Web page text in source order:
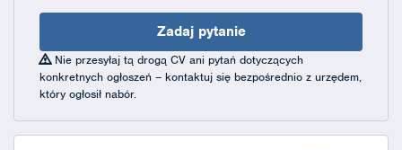
Zadaj pytanie
Nie przesyłaj tą drogą CV ani pytań dotyczących
konkretnych ogłoszeń – kontaktuj się bezpośrednio z urzędem,
który ogłosił nabór.